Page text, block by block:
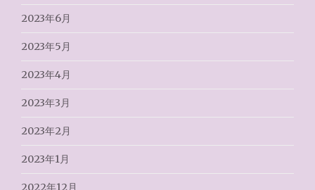
2023年6月
2023年5月
2023年4月
2023年3月
2023年2月
2023年1月
2022年12月